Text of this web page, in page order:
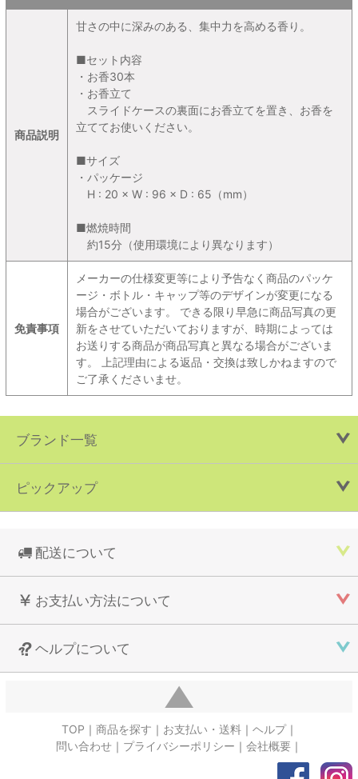
商品説明
甘さの中に深みのある、集中力を高める香り。
■セット内容
・お香30本
・お香立て
スライドケースの裏面にお香立てを置き、お香を
立ててお使いください。
■サイズ
・パッケージ
H : 20 × W : 96 × D : 65（mm）
■燃焼時間
約15分（使用環境により異なります）
免責事項
メーカーの仕様変更等により予告なく商品のパッケ
ージ・ボトル・キャップ等のデザインが変更になる
場合がございます。 できる限り早急に商品写真の更
新をさせていただいておりますが、時期によっては
お送りする商品が商品写真と異なる場合がございま
す。 上記理由による返品・交換は致しかねますので
ご了承くださいませ。
ブランド一覧
ピックアップ
配送について
お支払い方法について
ヘルプについて
TOP 商品を探す お支払い・送料
ヘルプ
問い合わせ
プライバシーポリシー 会社概要